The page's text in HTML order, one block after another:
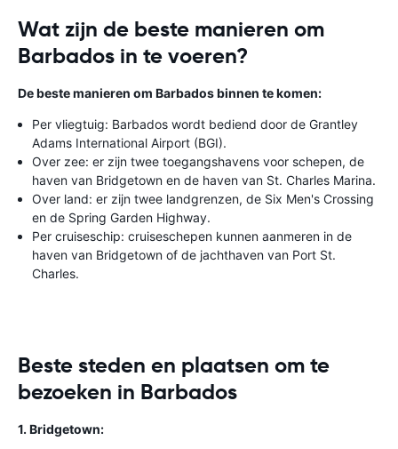
Wat zijn de beste manieren om
Barbados in te voeren?
De beste manieren om Barbados binnen te komen:
Per vliegtuig: Barbados wordt bediend door de Grantley
Adams International Airport (BGI).
Over zee: er zijn twee toegangshavens voor schepen, de
haven van Bridgetown en de haven van St. Charles Marina.
Over land: er zijn twee landgrenzen, de Six Men's Crossing
en de Spring Garden Highway.
Per cruiseschip: cruiseschepen kunnen aanmeren in de
haven van Bridgetown of de jachthaven van Port St.
Charles.
Beste steden en plaatsen om te
bezoeken in Barbados
1. Bridgetown: